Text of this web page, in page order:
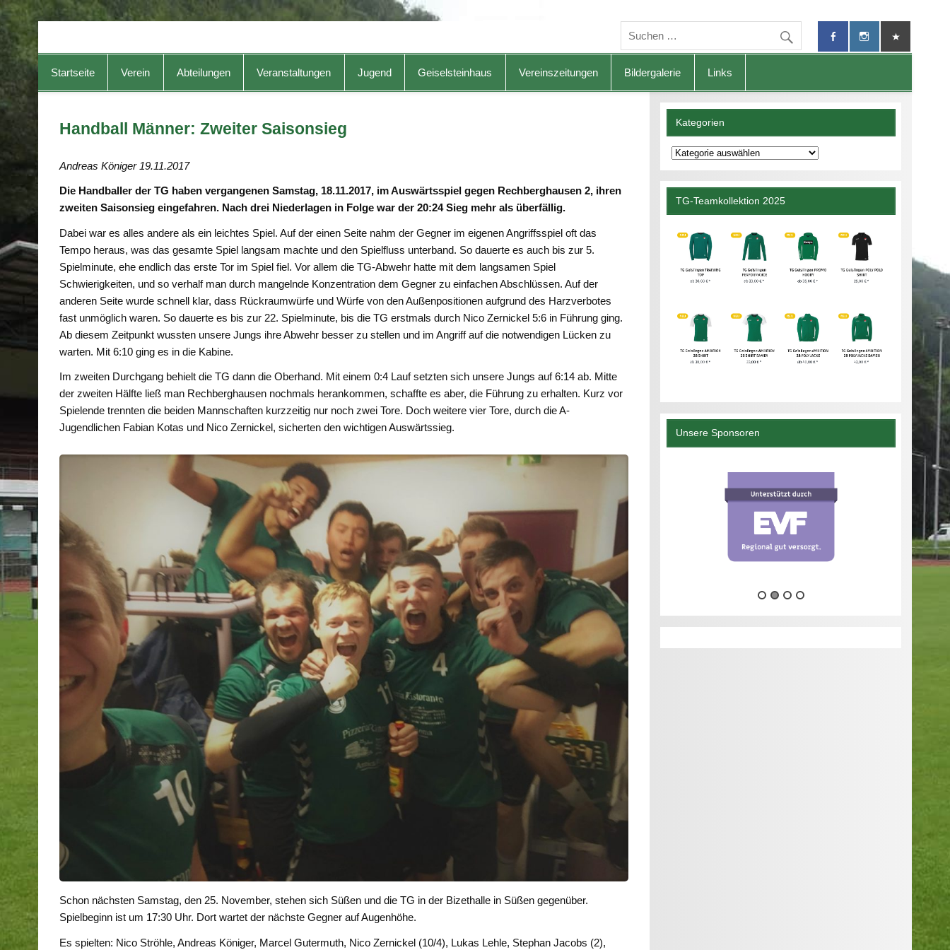
TG-Geislingen e. V.
Startseite Verein Abteilungen Veranstaltungen Jugend Geiselsteinhaus Vereinszeitungen Bildergalerie Links
Handball Männer: Zweiter Saisonsieg
Andreas Königer 19.11.2017
Die Handballer der TG haben vergangenen Samstag, 18.11.2017, im Auswärtsspiel gegen Rechberghausen 2, ihren
zweiten Saisonsieg eingefahren. Nach drei Niederlagen in Folge war der 20:24 Sieg mehr als überfällig.
Dabei war es alles andere als ein leichtes Spiel. Auf der einen Seite nahm der Gegner im eigenen Angriffsspiel oft das
Tempo heraus, was das gesamte Spiel langsam machte und den Spielfluss unterband. So dauerte es auch bis zur 5.
Spielminute, ehe endlich das erste Tor im Spiel fiel. Vor allem die TG-Abwehr hatte mit dem langsamen Spiel
Schwierigkeiten, und so verhalf man durch mangelnde Konzentration dem Gegner zu einfachen Abschlüssen. Auf der
anderen Seite wurde schnell klar, dass Rückraumwürfe und Würfe von den Außenpositionen aufgrund des Harzverbotes
fast unmöglich waren. So dauerte es bis zur 22. Spielminute, bis die TG erstmals durch Nico Zernickel 5:6 in Führung ging.
Ab diesem Zeitpunkt wussten unsere Jungs ihre Abwehr besser zu stellen und im Angriff auf die notwendigen Lücken zu
warten. Mit 6:10 ging es in die Kabine.
Im zweiten Durchgang behielt die TG dann die Oberhand. Mit einem 0:4 Lauf setzten sich unsere Jungs auf 6:14 ab. Mitte
der zweiten Hälfte ließ man Rechberghausen nochmals herankommen, schaffte es aber, die Führung zu erhalten. Kurz vor
Spielende trennten die beiden Mannschaften kurzzeitig nur noch zwei Tore. Doch weitere vier Tore, durch die A-
Jugendlichen Fabian Kotas und Nico Zernickel, sicherten den wichtigen Auswärtssieg.
Schon nächsten Samstag, den 25. November, stehen sich Süßen und die TG in der Bizethalle in Süßen gegenüber.
Spielbeginn ist um 17:30 Uhr. Dort wartet der nächste Gegner auf Augenhöhe.
Es spielten: Nico Ströhle, Andreas Königer, Marcel Gutermuth, Nico Zernickel (10/4), Lukas Lehle, Stephan Jacobs (2),
Kategorien
Kategorien
TG-Teamkollektion 2025
Unsere Sponsoren